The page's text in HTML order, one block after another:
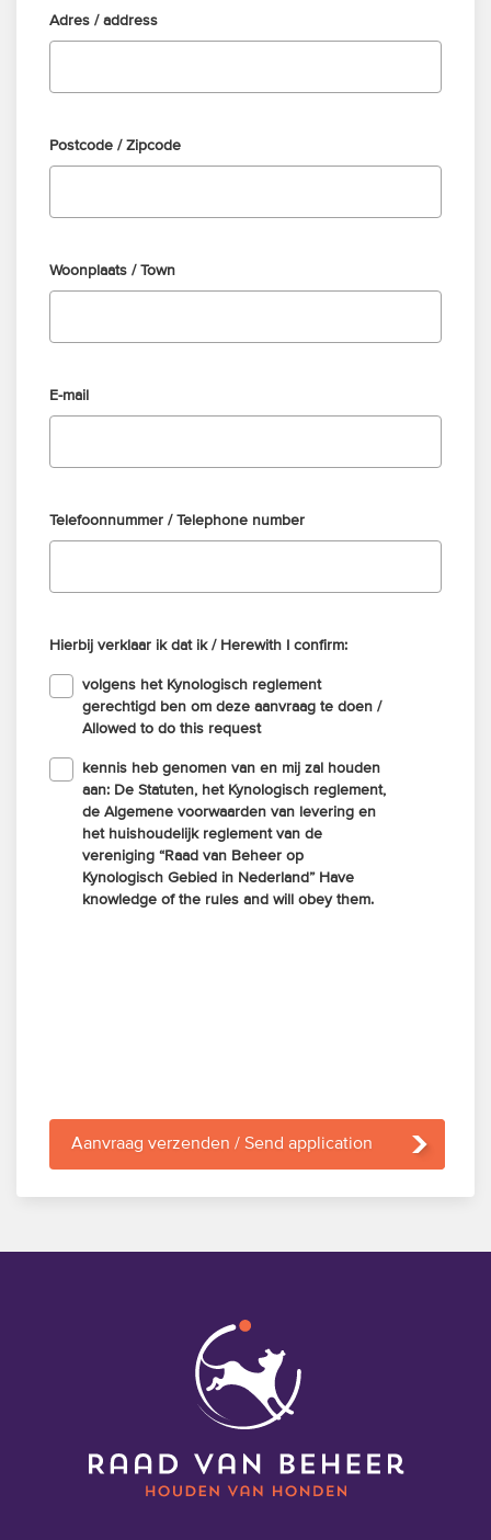
Adres / address
Postcode / Zipcode
Woonplaats / Town
E-mail
Telefoonnummer / Telephone number
Hierbij verklaar ik dat ik / Herewith I confirm:
volgens het Kynologisch reglement
gerechtigd ben om deze aanvraag te doen /
Allowed to do this request
kennis heb genomen van en mij zal houden
aan: De Statuten, het Kynologisch reglement,
de Algemene voorwaarden van levering en
het huishoudelijk reglement van de
vereniging “Raad van Beheer op
Kynologisch Gebied in Nederland” Have
knowledge of the rules and will obey them.
Aanvraag verzenden / Send application